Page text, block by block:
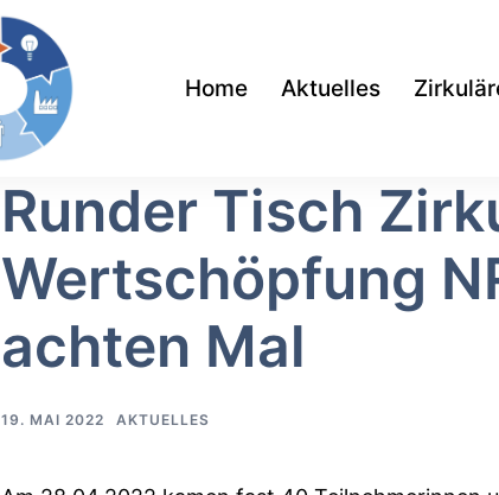
Home Aktuelles
Runder Tisch
Wertschöpfung
achten Mal
19. MAI 2022 AKTUELLES